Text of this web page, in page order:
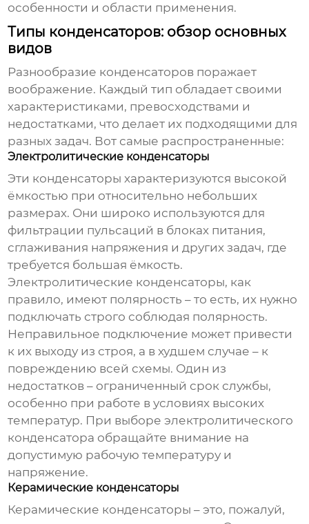
особенности и области применения.
Типы конденсаторов: обзор основных
видов
Разнообразие конденсаторов поражает
воображение. Каждый тип обладает своими
характеристиками, превосходствами и
недостатками, что делает их подходящими для
разных задач. Вот самые распространенные:
Электролитические конденсаторы
Эти конденсаторы характеризуются высокой
ёмкостью при относительно небольших
размерах. Они широко используются для
фильтрации пульсаций в блоках питания,
сглаживания напряжения и других задач, где
требуется большая ёмкость.
Электролитические конденсаторы, как
правило, имеют полярность – то есть, их нужно
подключать строго соблюдая полярность.
Неправильное подключение может привести
к их выходу из строя, а в худшем случае – к
повреждению всей схемы. Один из
недостатков – ограниченный срок службы,
особенно при работе в условиях высоких
температур. При выбореэлектролитического
конденсатора обращайте внимание на
допустимую рабочую температуру и
напряжение.
Керамические конденсаторы
Керамические конденсаторы – это, пожалуй,